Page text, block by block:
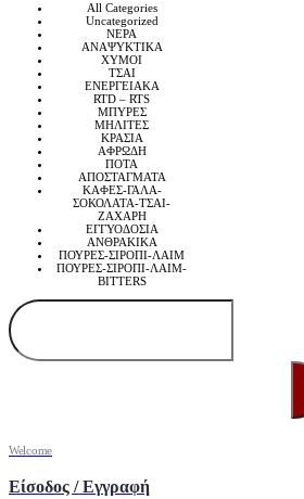
All Categories
Uncategorized
ΝΕΡΑ
ΑΝΑΨΥΚΤΙΚΑ
ΧΥΜΟΙ
ΤΣΑΙ
ΕΝΕΡΓΕΙΑΚΑ
RTD – RTS
ΜΠΥΡΕΣ
ΜΗΛΙΤΕΣ
ΚΡΑΣΙΑ
ΑΦΡΩΔΗ
ΠΟΤΑ
ΑΠΟΣΤΑΓΜΑΤΑ
ΚΑΦΕΣ-ΓΑΛΑ-
ΣΟΚΟΛΑΤΑ-ΤΣΑΙ-
ΖΑΧΑΡΗ
ΕΓΓΥΟΔΟΣΙΑ
ΑΝΘΡΑΚΙΚΑ
ΠΟΥΡΕΣ-ΣΙΡΟΠΙ-ΛΑΙΜ
ΠΟΥΡΕΣ-ΣΙΡΟΠΙ-ΛΑΙΜ-
BITTERS
Welcome
Είσοδος / Εγγραφή